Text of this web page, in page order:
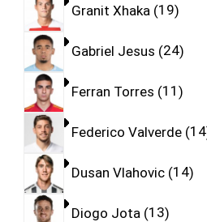
Granit Xhaka 19
Gabriel Jesus 24
Ferran Torres 11
Federico Valverde 14
Dusan Vlahovic 14
Diogo Jota 13